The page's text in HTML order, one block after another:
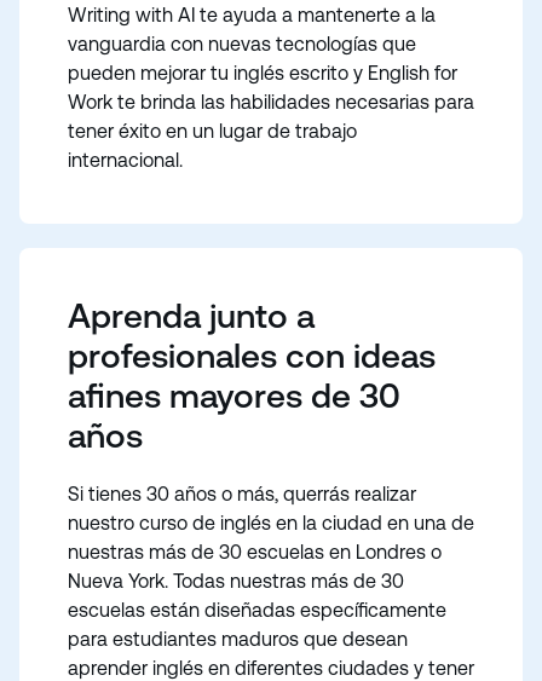
Writing with AI te ayuda a mantenerte a la
vanguardia con nuevas tecnologías que
pueden mejorar tu inglés escrito y English for
Work te brinda las habilidades necesarias para
tener éxito en un lugar de trabajo
internacional.
Aprenda junto a
profesionales con ideas
afines mayores de 30
años
Si tienes 30 años o más, querrás realizar
nuestro curso de inglés en la ciudad en una de
nuestras más de 30 escuelas en Londres o
Nueva York. Todas nuestras más de 30
escuelas están diseñadas específicamente
para estudiantes maduros que desean
aprender inglés en diferentes ciudades y tener